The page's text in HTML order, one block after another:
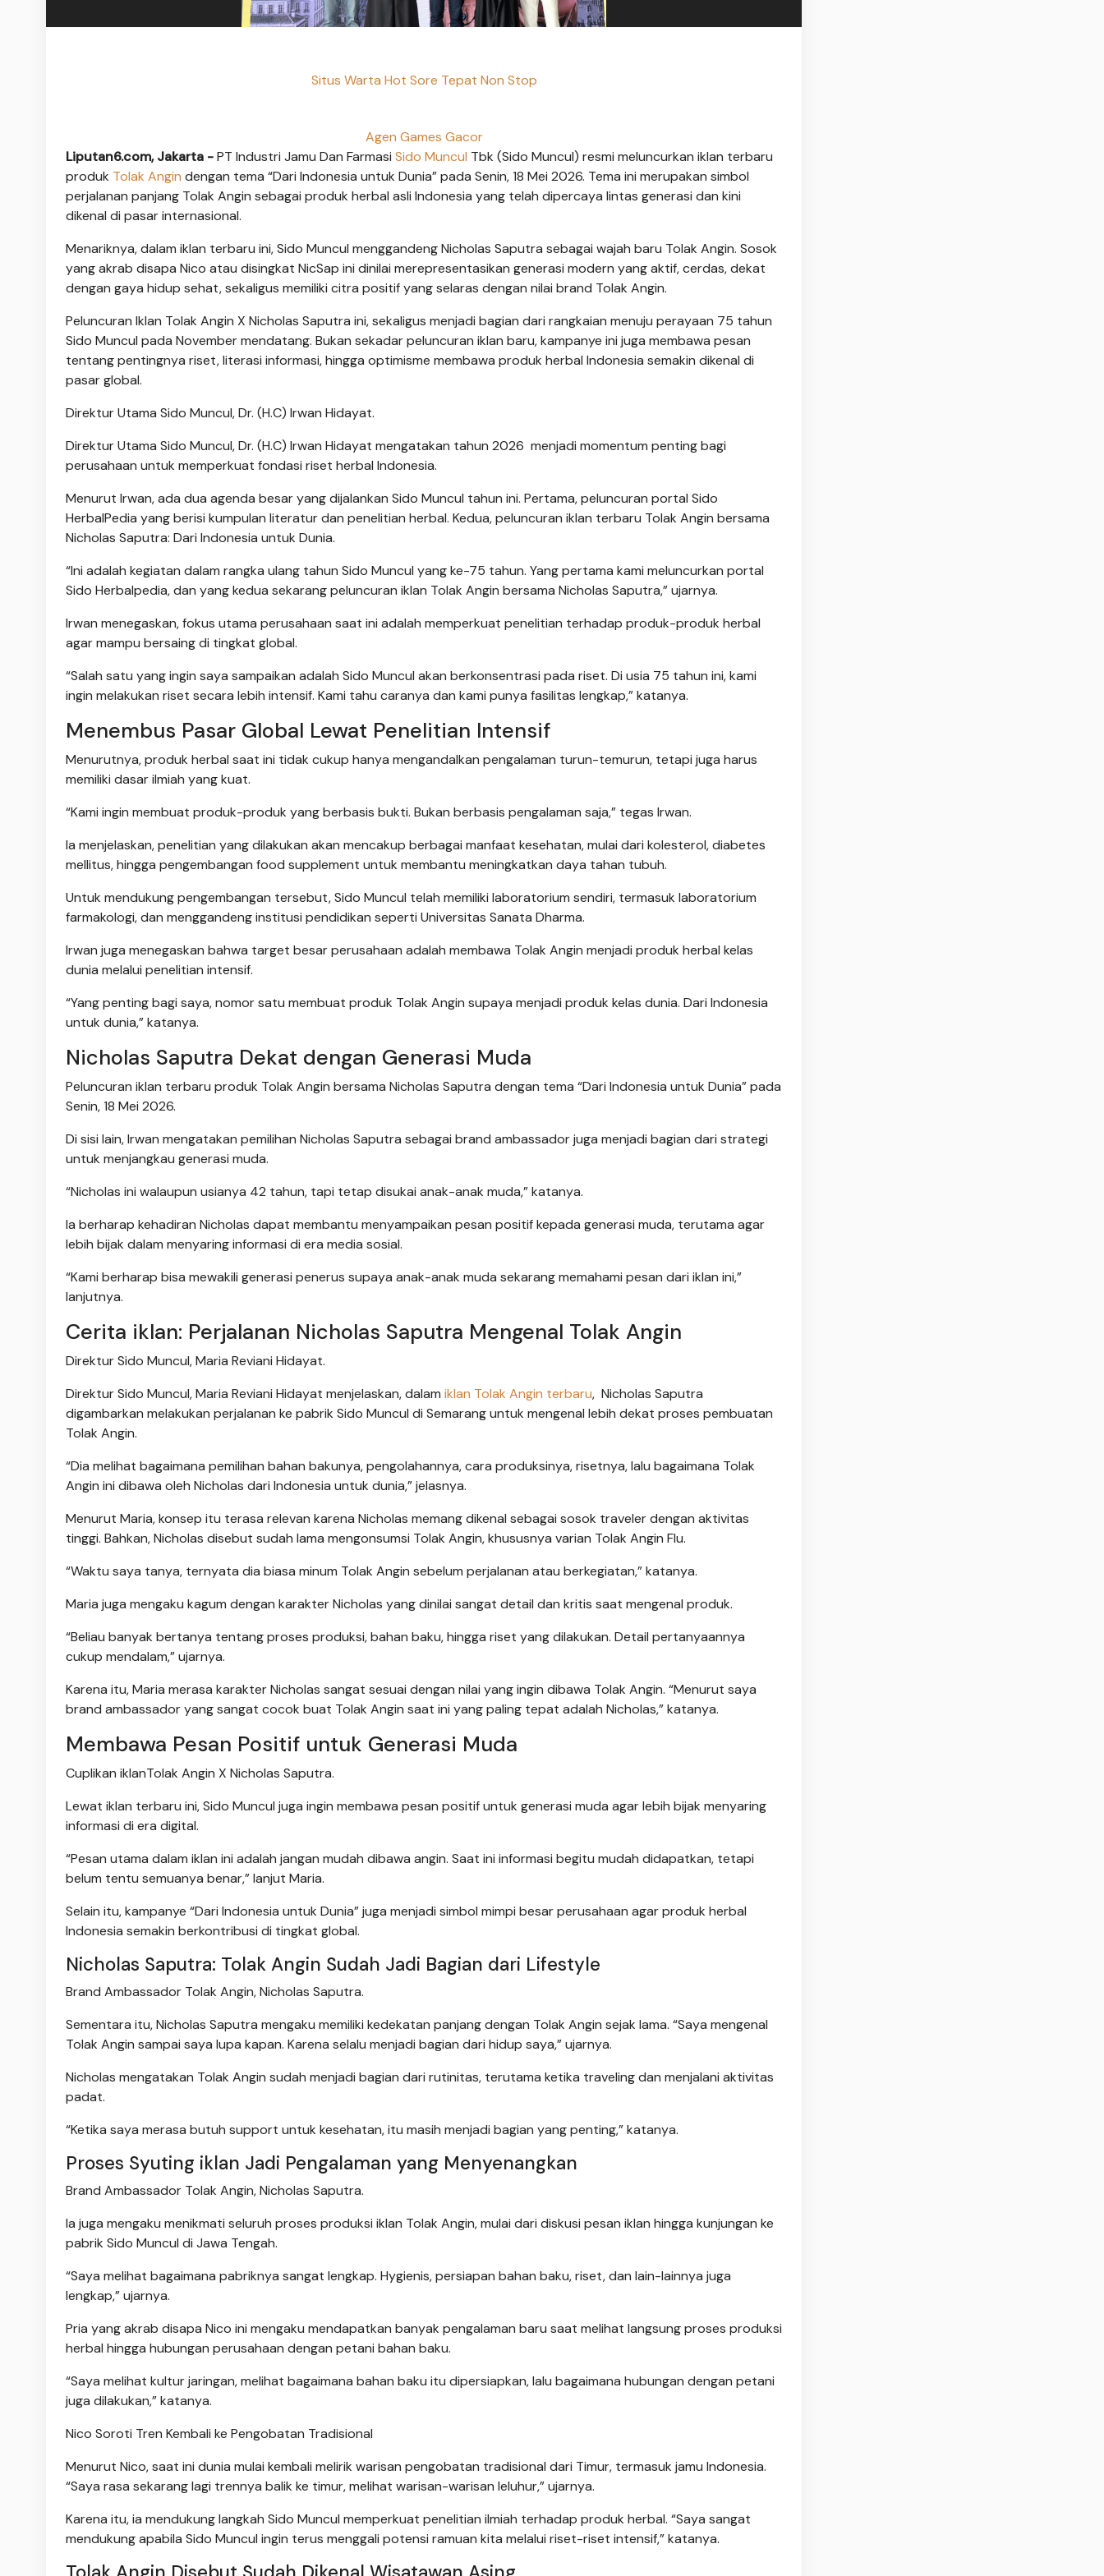
Situs Warta Hot Sore Tepat Non Stop
Agen Games Gacor
Liputan6.com, Jakarta -PT Industri Jamu Dan Farmasi Sido Muncul Tbk (Sido Muncul) resmi meluncurkan iklan terbaru
produk Tolak Angin dengan tema “Dari Indonesia untuk Dunia” pada Senin, 18 Mei 2026. Tema ini merupakan simbol
perjalanan panjang Tolak Angin sebagai produk herbal asli Indonesia yang telah dipercaya lintas generasi dan kini
dikenal di pasar internasional.
Menariknya, dalam iklan terbaru ini, Sido Muncul menggandeng Nicholas Saputra sebagai wajah baru Tolak Angin. Sosok
yang akrab disapa Nico atau disingkat NicSap ini dinilai merepresentasikan generasi modern yang aktif, cerdas, dekat
dengan gaya hidup sehat, sekaligus memiliki citra positif yang selaras dengan nilai brand Tolak Angin.
Peluncuran Iklan Tolak Angin X Nicholas Saputra ini, sekaligus menjadi bagian dari rangkaian menuju perayaan 75 tahun
Sido Muncul pada November mendatang. Bukan sekadar peluncuran iklan baru, kampanye ini juga membawa pesan
tentang pentingnya riset, literasi informasi, hingga optimisme membawa produk herbal Indonesia semakin dikenal di
pasar global.
Direktur Utama Sido Muncul, Dr. (H.C) Irwan Hidayat.
Direktur Utama Sido Muncul, Dr. (H.C) Irwan Hidayat mengatakan tahun 2026 menjadi momentum penting bagi
perusahaan untuk memperkuat fondasi riset herbal Indonesia.
Menurut Irwan, ada dua agenda besar yang dijalankan Sido Muncul tahun ini. Pertama, peluncuran portal Sido
HerbalPedia yang berisi kumpulan literatur dan penelitian herbal. Kedua, peluncuran iklan terbaru Tolak Angin bersama
Nicholas Saputra: Dari Indonesia untuk Dunia.
“Ini adalah kegiatan dalam rangka ulang tahun Sido Muncul yang ke-75 tahun. Yang pertama kami meluncurkan portal
Sido Herbalpedia, dan yang kedua sekarang peluncuran iklan Tolak Angin bersama Nicholas Saputra,” ujarnya.
Irwan menegaskan, fokus utama perusahaan saat ini adalah memperkuat penelitian terhadap produk-produk herbal
agar mampu bersaing di tingkat global.
“Salah satu yang ingin saya sampaikan adalah Sido Muncul akan berkonsentrasi pada riset. Di usia 75 tahun ini, kami
ingin melakukan riset secara lebih intensif. Kami tahu caranya dan kami punya fasilitas lengkap,” katanya.
Menembus Pasar Global Lewat Penelitian Intensif
Menurutnya, produk herbal saat ini tidak cukup hanya mengandalkan pengalaman turun-temurun, tetapi juga harus
memiliki dasar ilmiah yang kuat.
“Kami ingin membuat produk-produk yang berbasis bukti. Bukan berbasis pengalaman saja,” tegas Irwan.
Ia menjelaskan, penelitian yang dilakukan akan mencakup berbagai manfaat kesehatan, mulai dari kolesterol, diabetes
mellitus, hingga pengembangan food supplement untuk membantu meningkatkan daya tahan tubuh.
Untuk mendukung pengembangan tersebut, Sido Muncul telah memiliki laboratorium sendiri, termasuk laboratorium
farmakologi, dan menggandeng institusi pendidikan seperti Universitas Sanata Dharma.
Irwan juga menegaskan bahwa target besar perusahaan adalah membawa Tolak Angin menjadi produk herbal kelas
dunia melalui penelitian intensif.
“Yang penting bagi saya, nomor satu membuat produk Tolak Angin supaya menjadi produk kelas dunia. Dari Indonesia
untuk dunia,” katanya.
Nicholas Saputra Dekat dengan Generasi Muda
Peluncuran iklan terbaru produk Tolak Angin bersama Nicholas Saputra dengan tema “Dari Indonesia untuk Dunia” pada
Senin, 18 Mei 2026.
Di sisi lain, Irwan mengatakan pemilihan Nicholas Saputra sebagai brand ambassador juga menjadi bagian dari strategi
untuk menjangkau generasi muda.
“Nicholas ini walaupun usianya 42 tahun, tapi tetap disukai anak-anak muda,” katanya.
Ia berharap kehadiran Nicholas dapat membantu menyampaikan pesan positif kepada generasi muda, terutama agar
lebih bijak dalam menyaring informasi di era media sosial.
“Kami berharap bisa mewakili generasi penerus supaya anak-anak muda sekarang memahami pesan dari iklan ini,”
lanjutnya.
Cerita iklan: Perjalanan Nicholas Saputra Mengenal Tolak Angin
Direktur Sido Muncul, Maria Reviani Hidayat.
Direktur Sido Muncul, Maria Reviani Hidayat menjelaskan, dalam iklan Tolak Angin terbaru, Nicholas Saputra
digambarkan melakukan perjalanan ke pabrik Sido Muncul di Semarang untuk mengenal lebih dekat proses pembuatan
Tolak Angin.
“Dia melihat bagaimana pemilihan bahan bakunya, pengolahannya, cara produksinya, risetnya, lalu bagaimana Tolak
Angin ini dibawa oleh Nicholas dari Indonesia untuk dunia,” jelasnya.
Menurut Maria, konsep itu terasa relevan karena Nicholas memang dikenal sebagai sosok traveler dengan aktivitas
tinggi. Bahkan, Nicholas disebut sudah lama mengonsumsi Tolak Angin, khususnya varian Tolak Angin Flu.
“Waktu saya tanya, ternyata dia biasa minum Tolak Angin sebelum perjalanan atau berkegiatan,” katanya.
Maria juga mengaku kagum dengan karakter Nicholas yang dinilai sangat detail dan kritis saat mengenal produk.
“Beliau banyak bertanya tentang proses produksi, bahan baku, hingga riset yang dilakukan. Detail pertanyaannya
cukup mendalam,” ujarnya.
Karena itu, Maria merasa karakter Nicholas sangat sesuai dengan nilai yang ingin dibawa Tolak Angin. “Menurut saya
brand ambassador yang sangat cocok buat Tolak Angin saat ini yang paling tepat adalah Nicholas,” katanya.
Membawa Pesan Positif untuk Generasi Muda
Cuplikan iklanTolak Angin X Nicholas Saputra.
Lewat iklan terbaru ini, Sido Muncul juga ingin membawa pesan positif untuk generasi muda agar lebih bijak menyaring
informasi di era digital.
“Pesan utama dalam iklan ini adalah jangan mudah dibawa angin. Saat ini informasi begitu mudah didapatkan, tetapi
belum tentu semuanya benar,” lanjut Maria.
Selain itu, kampanye “Dari Indonesia untuk Dunia” juga menjadi simbol mimpi besar perusahaan agar produk herbal
Indonesia semakin berkontribusi di tingkat global.
Nicholas Saputra: Tolak Angin Sudah Jadi Bagian dari Lifestyle
Brand Ambassador Tolak Angin, Nicholas Saputra.
Sementara itu, Nicholas Saputra mengaku memiliki kedekatan panjang dengan Tolak Angin sejak lama. “Saya mengenal
Tolak Angin sampai saya lupa kapan. Karena selalu menjadi bagian dari hidup saya,” ujarnya.
Nicholas mengatakan Tolak Angin sudah menjadi bagian dari rutinitas, terutama ketika traveling dan menjalani aktivitas
padat.
“Ketika saya merasa butuh support untuk kesehatan, itu masih menjadi bagian yang penting,” katanya.
Proses Syuting iklan Jadi Pengalaman yang Menyenangkan
Brand Ambassador Tolak Angin, Nicholas Saputra.
Ia juga mengaku menikmati seluruh proses produksi iklan Tolak Angin, mulai dari diskusi pesan iklan hingga kunjungan ke
pabrik Sido Muncul di Jawa Tengah.
“Saya melihat bagaimana pabriknya sangat lengkap. Hygienis, persiapan bahan baku, riset, dan lain-lainnya juga
lengkap,” ujarnya.
Pria yang akrab disapa Nico ini mengaku mendapatkan banyak pengalaman baru saat melihat langsung proses produksi
herbal hingga hubungan perusahaan dengan petani bahan baku.
“Saya melihat kultur jaringan, melihat bagaimana bahan baku itu dipersiapkan, lalu bagaimana hubungan dengan petani
juga dilakukan,” katanya.
Nico Soroti Tren Kembali ke Pengobatan Tradisional
Menurut Nico, saat ini dunia mulai kembali melirik warisan pengobatan tradisional dari Timur, termasuk jamu Indonesia.
“Saya rasa sekarang lagi trennya balik ke timur, melihat warisan-warisan leluhur,” ujarnya.
Karena itu, ia mendukung langkah Sido Muncul memperkuat penelitian ilmiah terhadap produk herbal. “Saya sangat
mendukung apabila Sido Muncul ingin terus menggali potensi ramuan kita melalui riset-riset intensif,” katanya.